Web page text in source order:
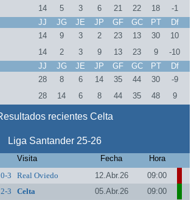
14 5 3 6 21 22 18
-1
JJ JG JE JP GF GC PT
Df
14 9 3 2 23 13 30
10
14 2 3 9 13 23 9
-10
JJ JG JE JP GF GC PT
Df
28 8 6 14 35 44 30
-9
28 14 6 8 44 35 48 9
recientes Celta
Liga Santander 25-26
Visita Fecha
Hora
0-3 Real Oviedo 12.Abr.26
09:00
2-3 Celta 05.Abr.26
09:00